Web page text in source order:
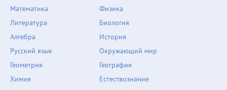
Математика
Литература
Алгебра
Русский язык
Геометрия
Химия
Физика
Биология
История
Окружающий мир
География
Естествознание